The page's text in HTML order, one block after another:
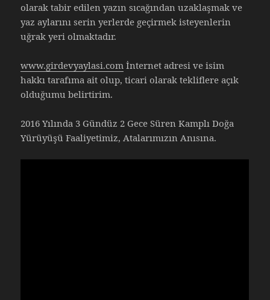
olarak tabir edilen yazın sıcağından uzaklaşmak ve
yaz aylarını serin yerlerde geçirmek isteyenlerin
uğrak yeri olmaktadır.
www.girdevyaylasi.com İnternet adresi ve isim
hakkı tarafıma ait olup, ticari olarak tekliflere açık
olduğumu belirtirim.
2016 Yılında 3 Gündüz 2 Gece Süren Kamplı Doğa
Yürüyüşü Faaliyetimiz, Atalarımızın Anısına.